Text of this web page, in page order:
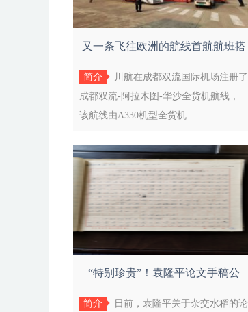
又一条飞往欧洲的航线首航航班搭
载货物
简介
川航在成都双流国际机场注册了
成都双流-阿拉木图-华沙全货机航线，
该航线由A330机型全货机...
“特别珍贵”！袁隆平论文手稿公
开，档
简介
日前，袁隆平关于杂交水稻的论